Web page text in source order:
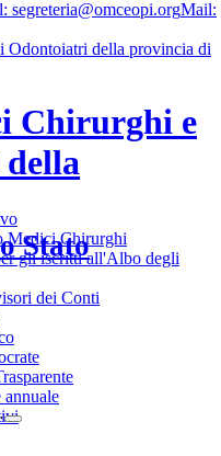
segreteria@omceopi.orgMail:
Chirurghi e
Stato
Medici Chirurghi
gli iscritti all'Albo degli
dei Conti